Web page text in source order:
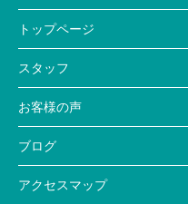
トップページ
スタッフ
お客様の声
ブログ
アクセスマップ